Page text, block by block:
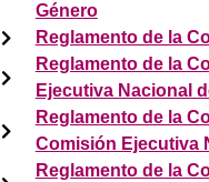
Género
Reglamento de la
Reglamento de la
Ejecutiva Nacional
Reglamento de la
Comisión Ejecutiva
Reglamento de la